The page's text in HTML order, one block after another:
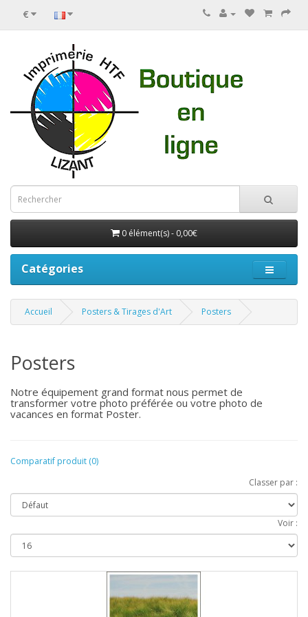
€
0 élément(s) - 0,00€
Catégories
Accueil Posters & Tirages d'Art Posters
Posters
Notre équipement grand format nous permet de
transformer votre photo préférée ou votre photo de
vacances en format Poster.
Comparatif produit (0)
Classer par :
Voir :